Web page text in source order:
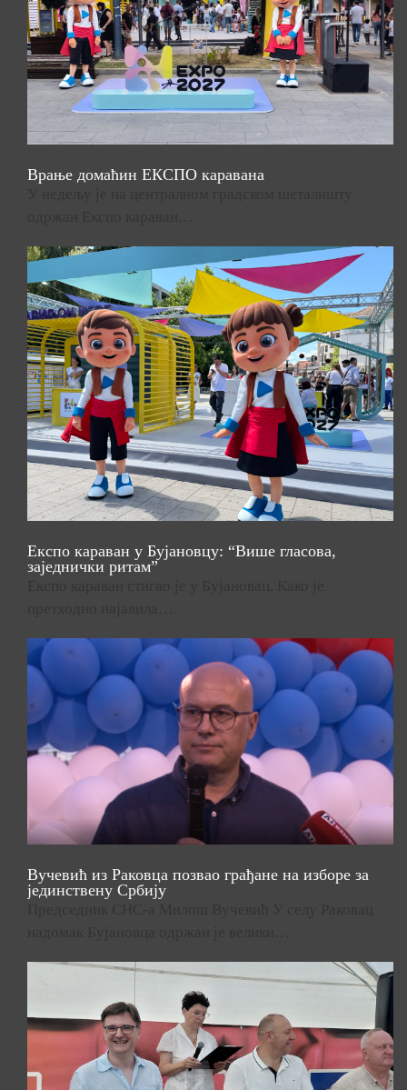
Врање домаћин ЕКСПО каравана
Експо караван у Бујановцу: “Више гласова,
заједнички ритам”
Вучевић из Раковца позвао грађане на изборе за
јединствену Србију